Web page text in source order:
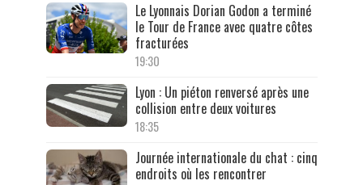
Le Lyonnais Dorian Godon a terminé
le Tour de France avec quatre côtes
fracturées
19:30
Lyon : Un piéton renversé après une
collision entre deux voitures
18:35
Journée internationale du chat : cinq
endroits où les rencontrer